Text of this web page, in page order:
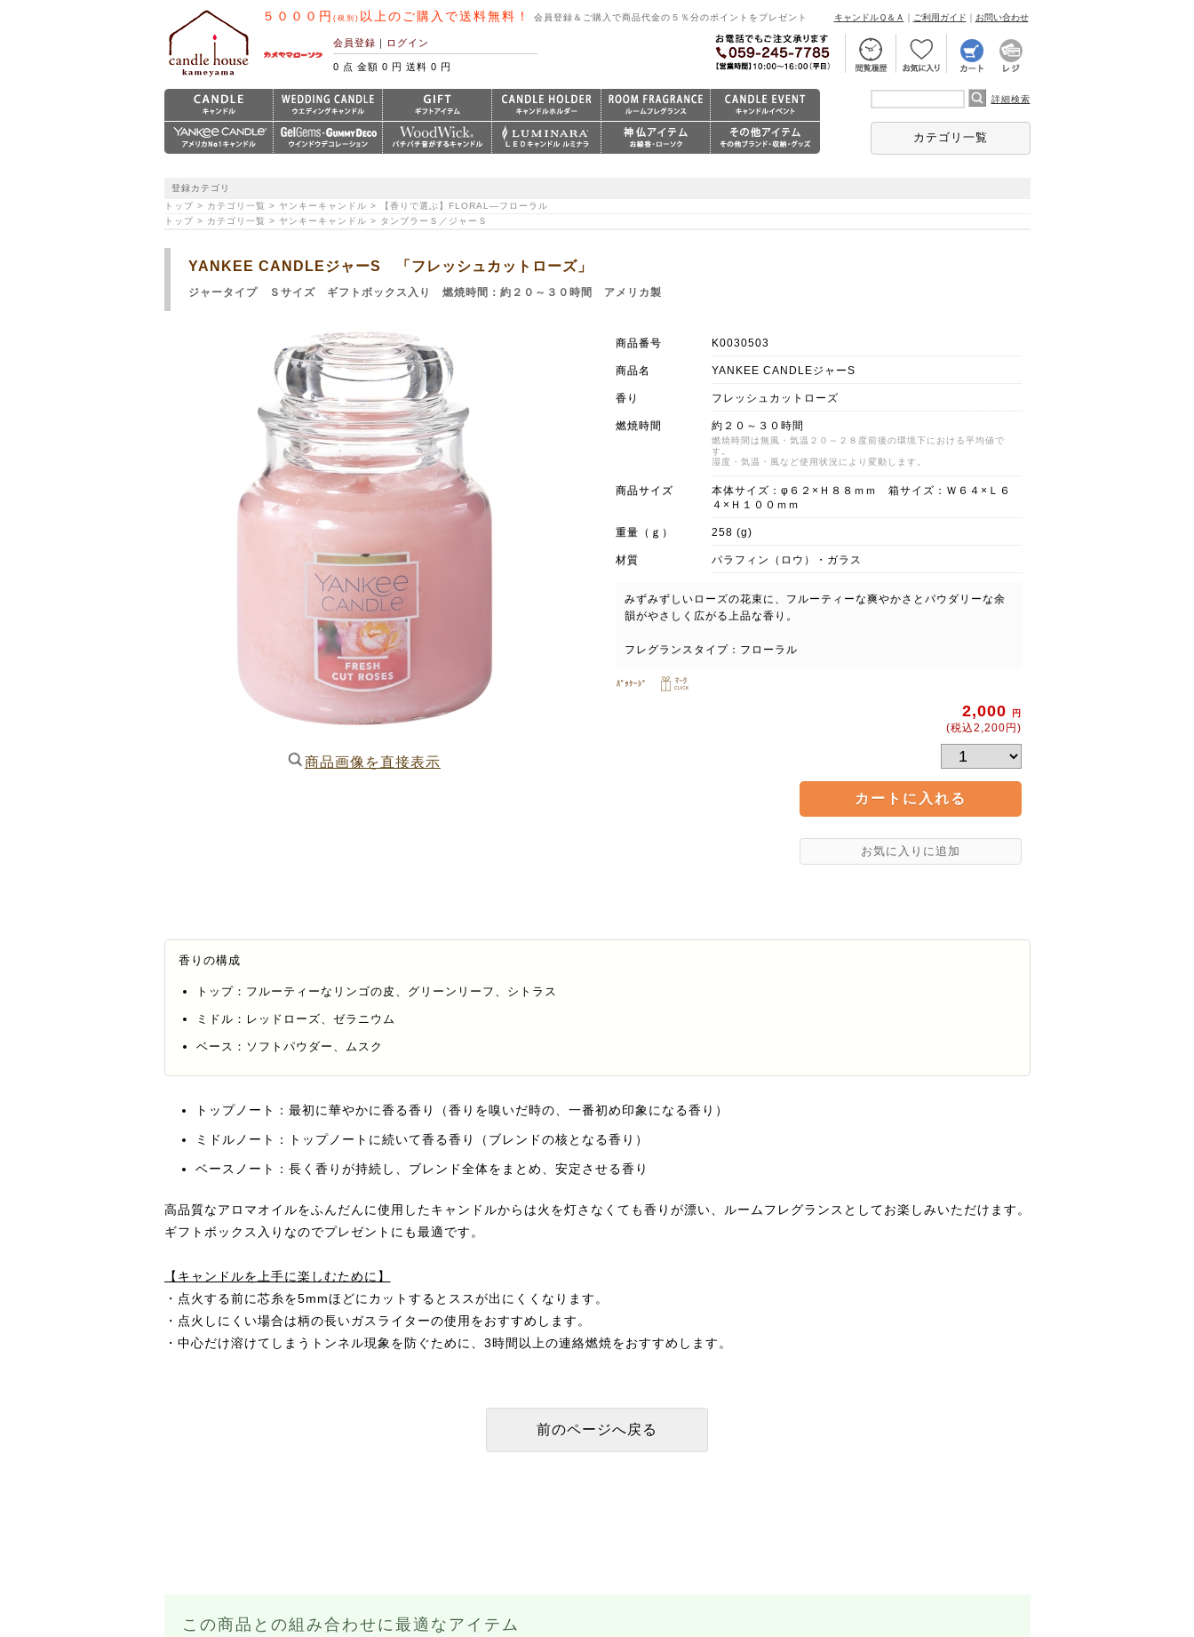
５０００円 (税別) 以上のご購入で送料無料！ 会員登録＆ご購入で商品代金の５％分のポイントをプレゼント キャンドルＱ＆Ａ ｜ ご利用ガイド ｜ お問い合わせ
会員登録 ｜ ログイン
0 点 金額 0 円 送料 0 円
詳細検索
カテゴリ一覧
登録カテゴリ
トップ > カテゴリ一覧 > ヤンキーキャンドル > 【香りで選ぶ】FLORAL―フローラル
トップ > カテゴリ一覧 > ヤンキーキャンドル > タンブラーＳ／ジャーＳ
YANKEE CANDLEジャーS 「フレッシュカットローズ」
ジャータイプ Ｓサイズ ギフトボックス入り 燃焼時間：約２０～３０時間 アメリカ製
商品画像を直接表示
商品番号 K0030503
商品名 YANKEE CANDLEジャーS
香り フレッシュカットローズ
燃焼時間 約２０～３０時間
燃焼時間は無風・気温２０～２８度前後の環境下における平均値で
す。
湿度・気温・風など使用状況により変動します。
商品サイズ
本体サイズ：φ６２×Ｈ８８ｍｍ 箱サイズ：Ｗ６４×Ｌ６
４×Ｈ１００ｍｍ
重量（ｇ） 258 (g)
材質 パラフィン（ロウ）・ガラス
みずみずしいローズの花束に、フルーティーな爽やかさとパウダリーな余
韻がやさしく広がる上品な香り。
フレグランスタイプ：フローラル
2,000 円
(税込2,200円)
香りの構成
トップ：フルーティーなリンゴの皮、グリーンリーフ、シトラス
ミドル：レッドローズ、ゼラニウム
ベース：ソフトパウダー、ムスク
トップノート：最初に華やかに香る香り（香りを嗅いだ時の、一番初め印象になる香り）
ミドルノート：トップノートに続いて香る香り（ブレンドの核となる香り）
ベースノート：長く香りが持続し、ブレンド全体をまとめ、安定させる香り
高品質なアロマオイルをふんだんに使用したキャンドルからは火を灯さなくても香りが漂い、ルームフレグランスとしてお楽しみいただけます。
ギフトボックス入りなのでプレゼントにも最適です。
【キャンドルを上手に楽しむために】
・点火する前に芯糸を5mmほどにカットするとススが出にくくなります。
・点火しにくい場合は柄の長いガスライターの使用をおすすめします。
・中心だけ溶けてしまうトンネル現象を防ぐために、3時間以上の連絡燃焼をおすすめします。
この商品との組み合わせに最適なアイテム